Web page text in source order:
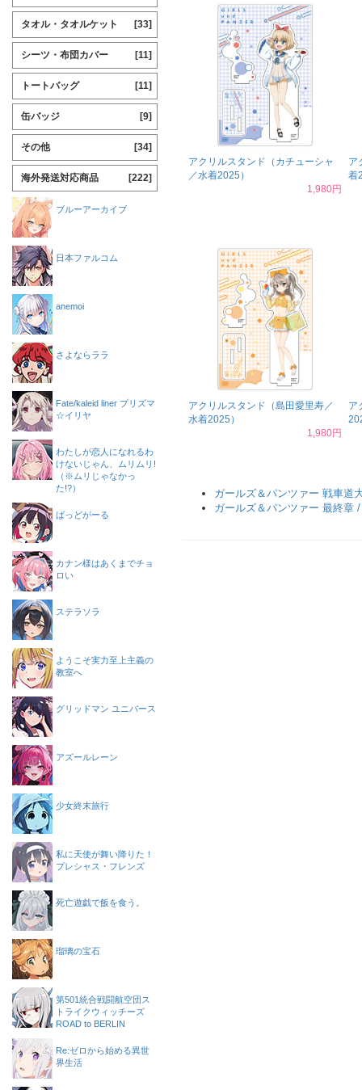
アクリルスタンド（カチューシャ
／水着2025）
1,980円
ア
着
アクリルスタンド（島田愛里寿／
水着2025）
1,980円
ア
ガールズ＆パンツァー 戦車道
ガールズ＆パンツァー 最終章
タオル・タオルケット [33]
シーツ・布団カバー [11]
トートバッグ [11]
缶バッジ [9]
その他 [34]
海外発送対応商品 [222]
ブルーアーカイブ
日本ファルコム
anemoi
さよならララ
Fate/kaleid liner プリズマ
☆イリヤ
わたしが恋人になれるわ
けないじゃん、ムリムリ!
（※ムリじゃなかっ
た!?）
ばっどがーる
カナン様はあくまでチョ
ロい
ステラソラ
ようこそ実力至上主義の
教室へ
グリッドマン ユニバース
アズールレーン
少女終末旅行
私に天使が舞い降りた！
プレシャス・フレンズ
死亡遊戯で飯を食う。
瑠璃の宝石
第501統合戦闘航空団ス
トライクウィッチーズ
ROAD to BERLIN
Re:ゼロから始める異世
界生活